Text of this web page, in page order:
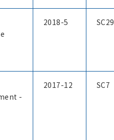
2018-5 SC29
-
2017-12 SC7